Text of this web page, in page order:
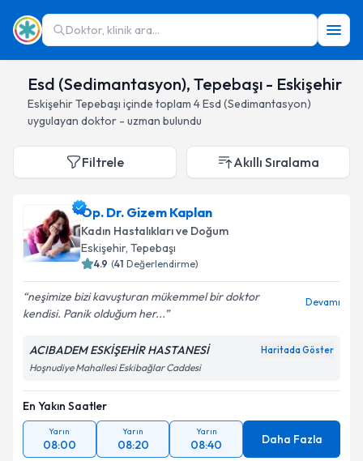
Doktor, klinik ara...
Esd (Sedimantasyon), Tepebaşı - Eskişehir
EskişehirTepebaşı içinde toplam 4Esd (Sedimantasyon)
uygulayan doktor - uzman bulundu
Filtrele Akıllı Sıralama
Op. Dr. Gizem Kaplan
Kadın Hastalıkları ve Doğum
Eskişehir, Tepebaşı
4.9 (41 Değerlendirme)
neşimize bizi kavuşturan mükemmel bir doktor
kendisi. Panik olduğum her...
Devamı
ACIBADEM ESKİŞEHİR HASTANESİ Haritada Göster
Hoşnudiye Mahallesi Eskibağlar Caddesi
En Yakın Saatler
Yarın
08:00
Yarın
08:20
Yarın
08:40 Daha Fazla